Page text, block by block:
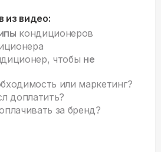
из видео:
кондиционеров
чтобы не
или маркетинг?
доплатить?
за бренд?